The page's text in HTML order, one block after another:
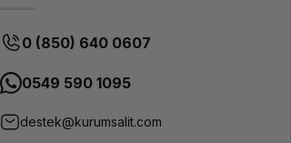
0 (850) 640 0607
0549 590 1095
destek@kurumsalit.com